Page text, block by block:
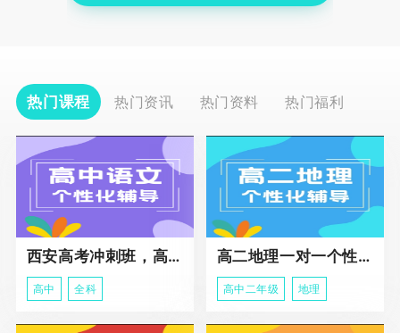
热门课程 热门资讯 热门资料 热门福利
西安高考冲刺班，高三全科辅导
高中 全科
高二地理一对一个性化冲刺辅导课程
高中二年级 地理